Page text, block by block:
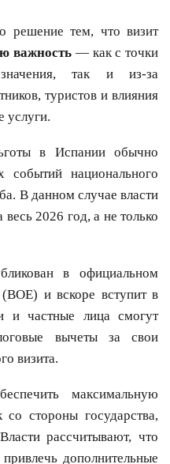
решение тем, что визит
важность — как с точки
так и из-за
туристов и влияния
услуги.
в Испании обычно
событий национального
В данном случае власти
2026 год, а не только
в официальном
и вскоре вступит в
и частные лица смогут
вычеты за свои
визита.
максимальную
стороны государства,
рассчитывают, что
дополнительные